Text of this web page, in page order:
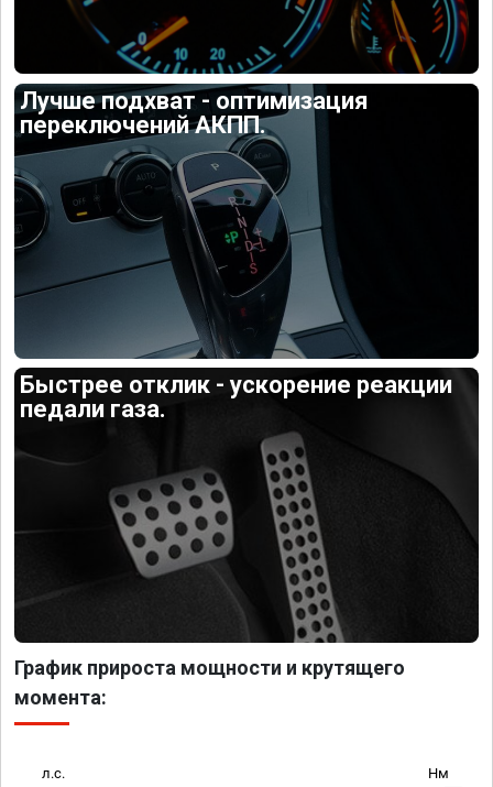
Лучше подхват - оптимизация
переключений АКПП.
Быстрее отклик - ускорение реакции
педали газа.
График прироста мощности и крутящего
момента:
л.с. Нм